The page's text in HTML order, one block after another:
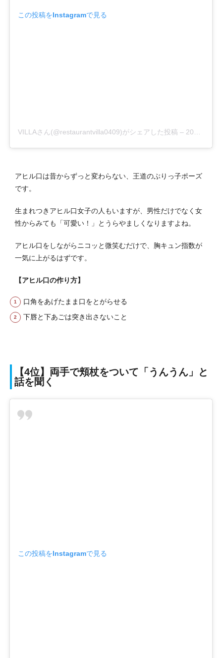
この投稿をInstagramで見る
VILLAさん(@restaurantvilla0409)がシェアした投稿 – 2019年 7月月4日午後6時42分PDT
アヒル口は昔からずっと変わらない、王道のぶりっ子ポーズ
です。
生まれつきアヒル口女子の人もいますが、男性だけでなく女
性からみても「可愛い！」とうらやましくなりますよね。
アヒル口をしながらニコッと微笑むだけで、胸キュン指数が
一気に上がるはずです。
【アヒル口の作り方】
口角をあげたまま口をとがらせる
下唇と下あごは突き出さないこと
【4位】両手で頬杖をついて「うんうん」と
話を聞く
この投稿をInstagramで見る